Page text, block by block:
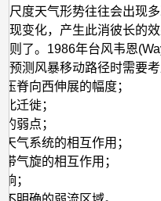
尺度天气形势往往会出现
现变化，产生此消彼长的
则了。1986年台风韦恩
预测风暴移动路径时需要考
脊向西伸展的幅度；
迁徙；
弱点；
气系统的相互作用；
气旋的相互作用；
；